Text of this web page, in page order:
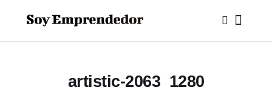
artistic-2063_1280